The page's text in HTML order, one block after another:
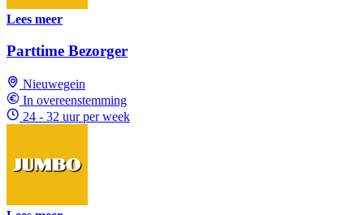
Lees meer
Parttime Bezorger
Nieuwegein
In overeenstemming
24 - 32 uur per week